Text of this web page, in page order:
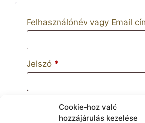
Cookie-hoz való
hozzájárulás kezelése
Felhasználónév vagy Email
Jelszó *
Emlékezz
Belépés